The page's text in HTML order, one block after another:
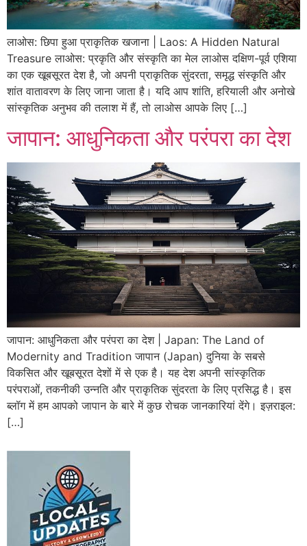
लाओस: छिपा हुआ प्राकृतिक खजाना | Laos: A Hidden Natural
Treasure लाओस: प्रकृति और संस्कृति का मेल लाओस दक्षिण-पूर्व एशिया
का एक खूबसूरत देश है, जो अपनी प्राकृतिक सुंदरता, समृद्ध संस्कृति और
शांत वातावरण के लिए जाना जाता है। यदि आप शांति, हरियाली और अनोखे
सांस्कृतिक अनुभव की तलाश में हैं, तो लाओस आपके लिए […]
जापान: आधुनिकता और परंपरा का देश
जापान: आधुनिकता और परंपरा का देश | Japan: The Land of
Modernity and Tradition जापान (Japan) दुनिया के सबसे
विकसित और खूबसूरत देशों में से एक है। यह देश अपनी सांस्कृतिक
परंपराओं, तकनीकी उन्नति और प्राकृतिक सुंदरता के लिए प्रसिद्ध है। इस
ब्लॉग में हम आपको जापान के बारे में कुछ रोचक जानकारियां देंगे। इज़राइल:
[…]